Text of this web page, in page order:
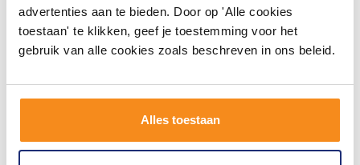
advertenties aan te bieden. Door op 'Alle cookies
toestaan' te klikken, geef je toestemming voor het
gebruik van alle cookies zoals beschreven in ons beleid.
Alles toestaan